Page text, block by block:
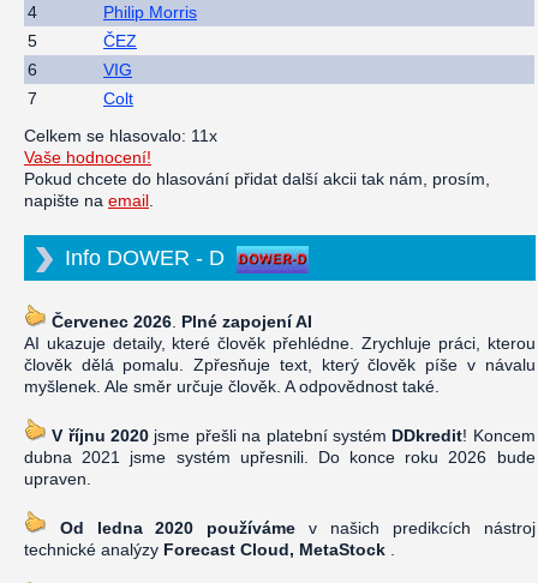
4
Philip Morris
5
ČEZ
6
VIG
7
Colt
Celkem se hlasovalo: 11x
Vaše hodnocení!
Pokud chcete do hlasování přidat další akcii tak nám, prosím,
napište na email
Info DOWER - D
Červenec 2026 Plné zapojení AI
AI ukazuje detaily, které člověk přehlédne. Zrychluje práci, kterou
člověk dělá pomalu. Zpřesňuje text, který člověk píše v návalu
myšlenek. Ale směr určuje člověk. A odpovědnost také.
V říjnu 2020 jsme přešli na platební systém DDkredit! Koncem
dubna 2021 jsme systém upřesnili. Do konce roku 2026 bude
upraven.
Od ledna 2020 používáme v našich predikcích nástroj
technické analýzy Forecast Cloud, MetaStock